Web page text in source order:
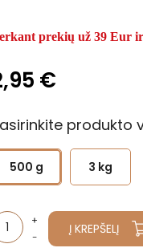
prekių už 39 Eur
€
produkto
500 g 3 kg
Į KREPŠELĮ